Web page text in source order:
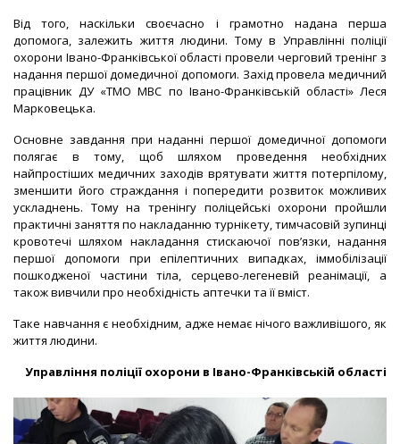
Від того, наскільки своєчасно і грамотно надана перша
допомога, залежить життя людини. Тому в Управлінні поліції
охорони Івано-Франківської області провели черговий тренінг з
надання першої домедичної допомоги. Захід провела медичний
працівник ДУ «ТМО МВС по Івано-Франківській області» Леся
Марковецька.
Основне завдання при наданні першої домедичної допомоги
полягає в тому, щоб шляхом проведення необхідних
найпростіших медичних заходів врятувати життя потерпілому,
зменшити його страждання і попередити розвиток можливих
ускладнень. Тому на тренінгу поліцейські охорони пройшли
практичні заняття по накладанню турнікету,тимчасовій зупинці
кровотечі шляхом накладання стискаючої пов’язки, надання
першої допомоги при епілептичних випадках, іммобілізації
пошкодженої частини тіла, серцево-легеневій реанімації, а
також вивчили про необхідність аптечки та її вміст.
Таке навчання є необхідним, адже немає нічого важливішого, як
життя людини.
Управління поліції охорони в Івано-Франківській області